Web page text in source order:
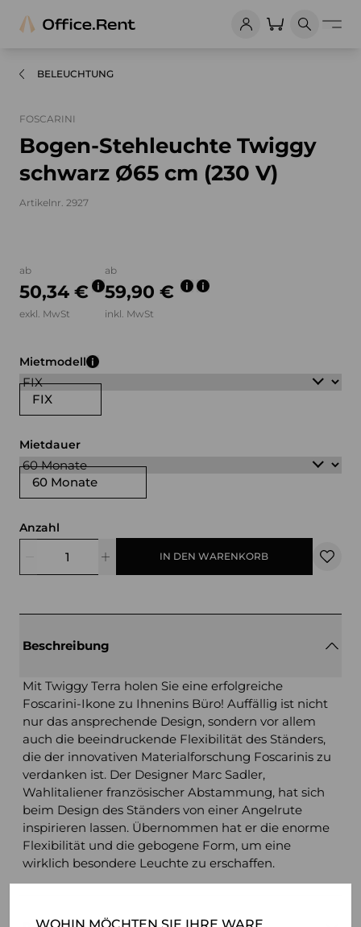
WOHIN MÖCHTEN SIE IHRE WARE
BELEUCHTUNG
FOSCARINI
Bogen-Stehleuchte Twiggy
schwarz Ø65 cm (230 V)
Artikelnr. 2927
ab
50,34 €
exkl. MwSt
ab
59,90 €
inkl. MwSt
FIX
Mietmodell
60 Monate
Mietdauer
Anzahl
IN DEN WARENKORB
Beschreibung
Mit Twiggy Terra holen Sie eine erfolgreiche
Foscarini-Ikone zu Ihnenins Büro! Auffällig ist nicht
nur das ansprechende Design, sondern vor allem
auch die beeindruckende Flexibilität des Ständers,
die der innovativen Materialforschung Foscarinis zu
verdanken ist. Der Designer Marc Sadler,
Wahlitaliener französischer Abstammung, hat sich
beim Design des Ständers von einer Angelrute
inspirieren lassen. Übernommen hat er die enorme
Flexibilität und die gebogene Form, um eine
wirklich besondere Leuchte zu erschaffen.